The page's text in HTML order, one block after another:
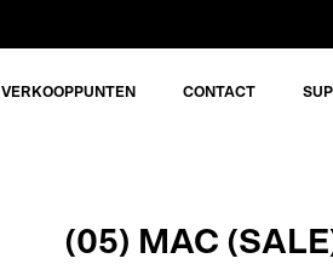
VERKOOPPUNTEN CONTACT
(05) MAC